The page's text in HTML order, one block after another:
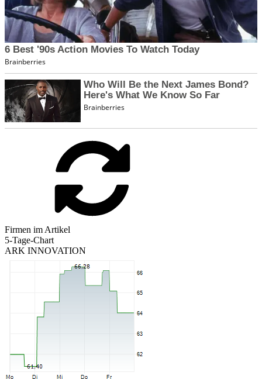
Firmen im Artikel
5-Tage-Chart
ARK INNOVATION